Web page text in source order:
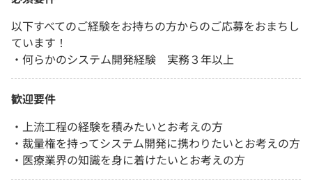
以下すべてのご経験をお持ちの方からのご応募をおまちし
ています！
・何らかのシステム開発経験 実務３年以上
歓迎要件
・上流工程の経験を積みたいとお考えの方
・裁量権を持ってシステム開発に携わりたいとお考えの方
・医療業界の知識を身に着けたいとお考えの方